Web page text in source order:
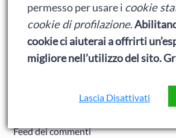
Bumblebee: un buon film dei
Meta
Feed dei commenti
permesso per usare i cookie
cookie di profilazione.
cookie ci aiuterai a offrirti
migliore nell’utilizzo del sito.
Lascia Disattivati